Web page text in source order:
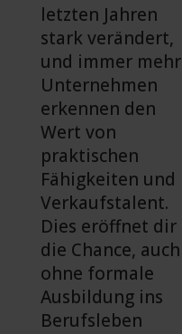
letzten Jahren
stark verändert,
und immer mehr
Unternehmen
erkennen den
Wert von
praktischen
Fähigkeiten und
Verkaufstalent.
Dies eröffnet dir
die Chance, auch
ohne formale
Ausbildung ins
Berufsleben